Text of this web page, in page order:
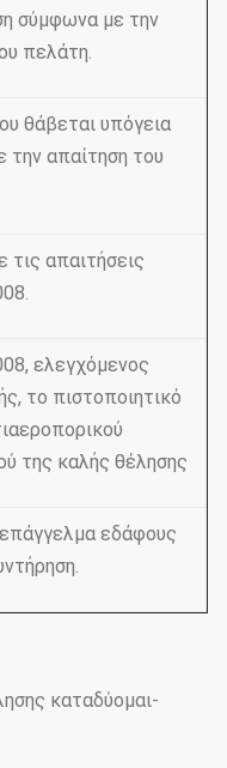
σύμφωνα με την
πελάτη.
θάβεται υπόγεια
απαίτηση του
απαιτήσεις
ελεγχόμενος
το πιστοποιητικό
της καλής θέλησης
εδάφους
καταδύομαι-